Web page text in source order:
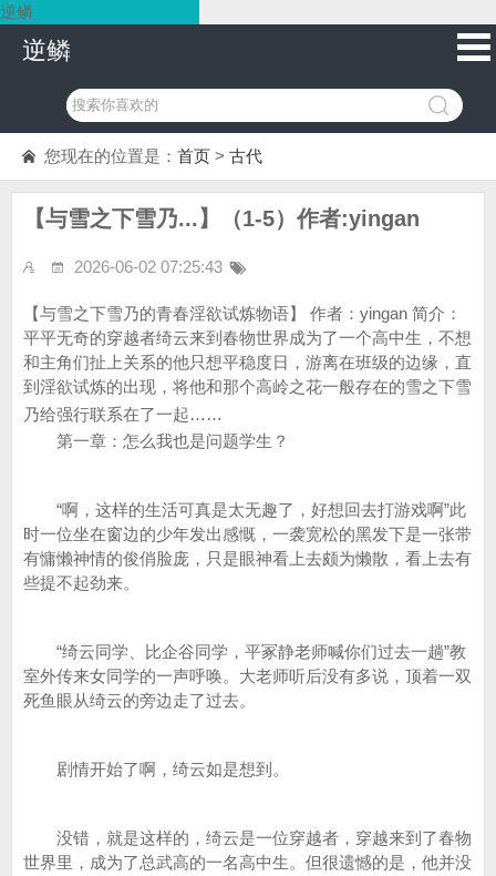
逆鳞
逆鳞
您现在的位置是： 首页 > 古代
【与雪之下雪乃...】（1-5）作者:yingan
2026-06-02 07:25:43
【与雪之下雪乃的青春淫欲试炼物语】 作者：yingan 简介：
平平无奇的穿越者绮云来到春物世界成为了一个高中生，不想
和主角们扯上关系的他只想平稳度日，游离在班级的边缘，直
到淫欲试炼的出现，将他和那个高岭之花一般存在的雪之下雪
乃给强行联系在了一起……
第一章：怎么我也是问题学生？
“啊，这样的生活可真是太无趣了，好想回去打游戏啊”此
时一位坐在窗边的少年发出感慨，一袭宽松的黑发下是一张带
有慵懒神情的俊俏脸庞，只是眼神看上去颇为懒散，看上去有
些提不起劲来。
“绮云同学、比企谷同学，平冢静老师喊你们过去一趟”教
室外传来女同学的一声呼唤。大老师听后没有多说，顶着一双
死鱼眼从绮云的旁边走了过去。
剧情开始了啊，绮云如是想到。
没错，就是这样的，绮云是一位穿越者，穿越来到了春物
世界里，成为了总武高的一名高中生。但很遗憾的是，他并没